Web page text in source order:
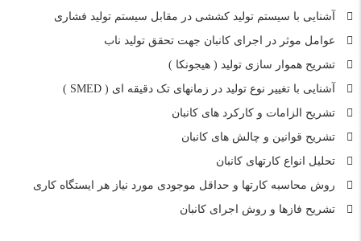
آشنایی با سیستم تولید کششی در مقابل سیستم تولید فشاری
عوامل موثر در اجرای کانبان جهت تحقق تولید ناب
تشریح هموار سازی تولید ( هیجونکا )
آشنایی با تغییر نوع تولید در زمانهای تک دقیقه ای ( SMED )
تشریح الزامات و کارکرد های کانبان
تشریح قوانین و چالش های کانبان
تحلیل انواع کارتهای کانبان
روش محاسبه کارتها و حداقل موجودی مورد نیاز هر ایستگاه کاری
تشریح فازها و روش اجرای کانبان